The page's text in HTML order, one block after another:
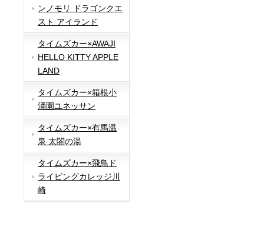
ンノモリ ドラゴンクエ
スト アイランド
タイムズカー×AWAJI
HELLO KITTY APPLE
LAND
タイムズカー×箱根小
涌園ユネッサン
タイムズカー×有馬温
泉 太閤の湯
タイムズカー×飛鳥ド
ライビングカレッジ川
崎